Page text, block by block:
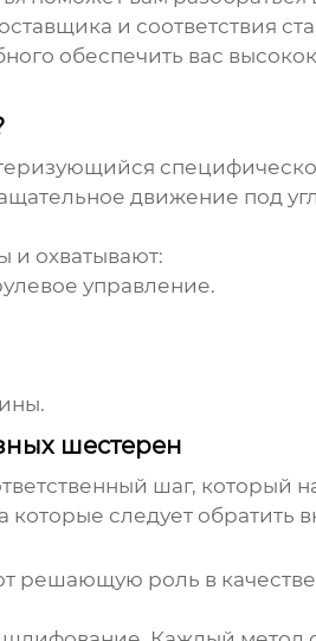
и соответствия
обеспечить вас
движение под
и охватывают:
управление.
шестерен
шаг, который
следует обратить
роль в качестве